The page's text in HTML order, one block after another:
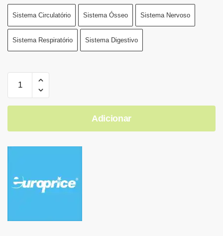
Sistema Circulatório Sistema Ósseo Sistema Nervoso
Sistema Respiratório Sistema Digestivo
Adicionar